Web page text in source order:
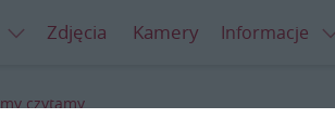
Zdjęcia Kamery Informacje
czytamy...